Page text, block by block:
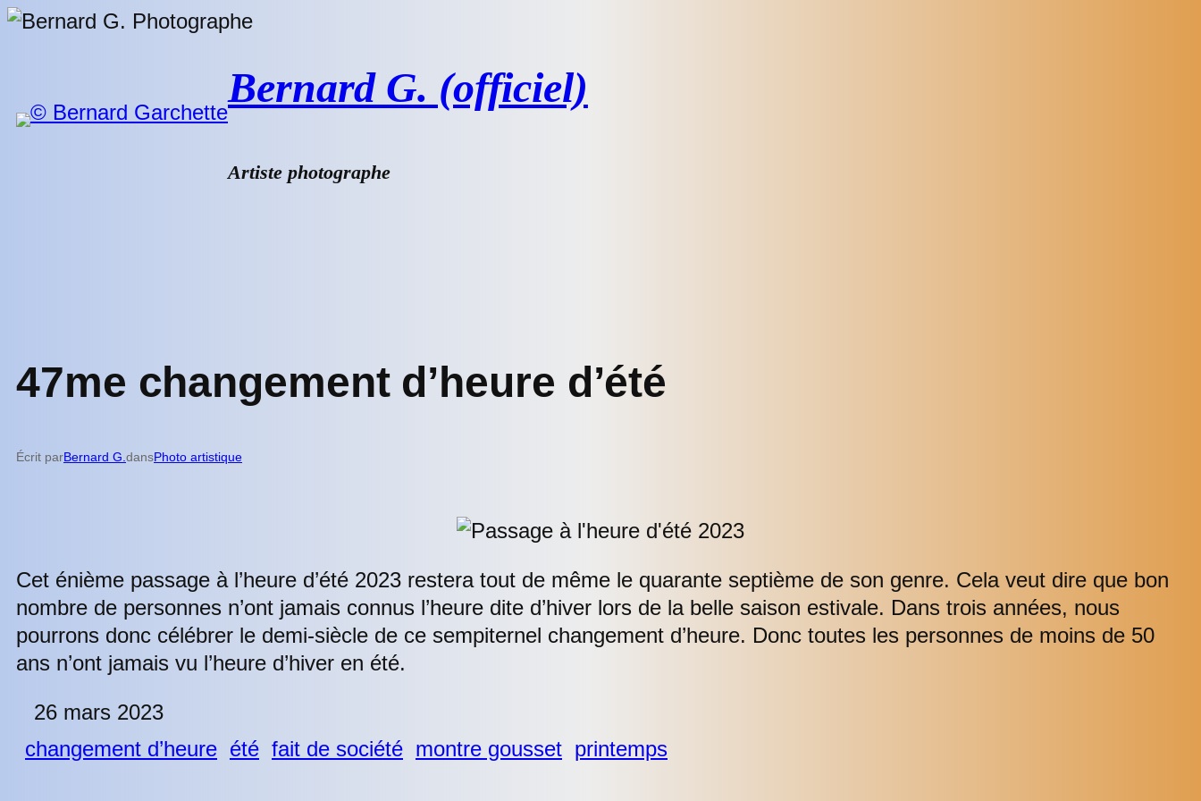
Aller
Bernard G. (officiel)
Artiste photographe
47me changement d’heure d’été
Écrit parBernard G. dansPhoto artistique
Cet énième passage à l’heure d’été 2023 restera tout de même le quarante septième de son genre. Cela veut dire que bon
nombre de personnes n’ont jamais connus l’heure dite d’hiver lors de la belle saison estivale. Dans trois années, nous
pourrons donc célébrer le demi-siècle de ce sempiternel changement d’heure. Donc toutes les personnes de moins de 50
ans n’ont jamais vu l’heure d’hiver en été.
26 mars 2023
changement d’heure été fait de société montre gousset printemps